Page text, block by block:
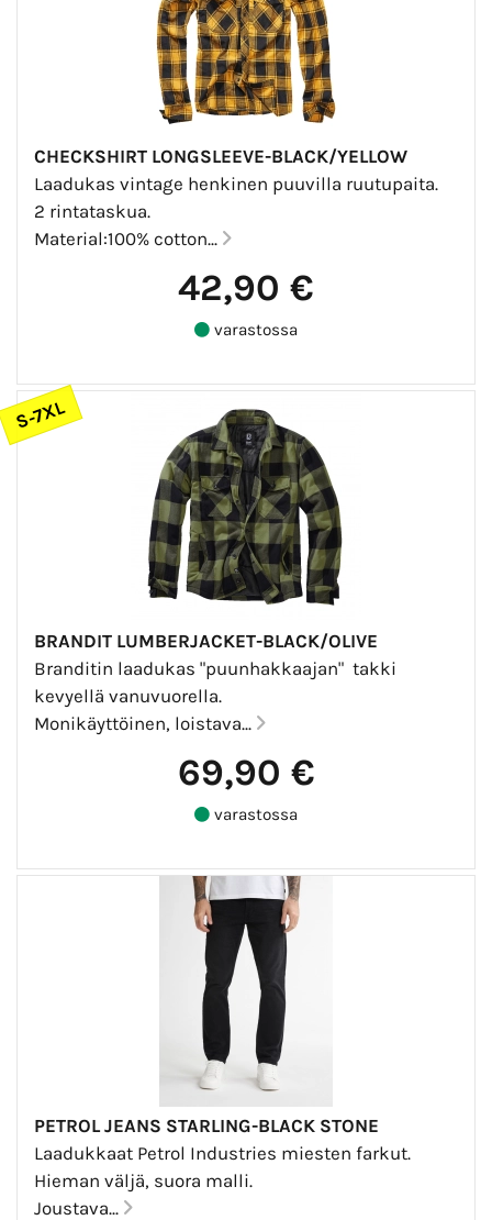
CHECKSHIRT LONGSLEEVE-BLACK/YELLOW
Laadukas vintage henkinen puuvilla ruutupaita.
2 rintataskua.
Material:100% cotton...
42,90 €
varastossa
S-7XL
BRANDIT LUMBERJACKET-BLACK/OLIVE
Branditin laadukas "puunhakkaajan" takki
kevyellä vanuvuorella.
Monikäyttöinen, loistava...
69,90 €
varastossa
PETROL JEANS STARLING-BLACK STONE
Laadukkaat Petrol Industries miesten farkut.
Hieman väljä, suora malli.
Joustava...